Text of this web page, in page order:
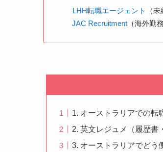
LHH転職エージェント
（
JAC Recruitment （海外勤
1. オーストラリアでの転
2. 英文レジュメ（履歴書
3. オーストラリアでどう